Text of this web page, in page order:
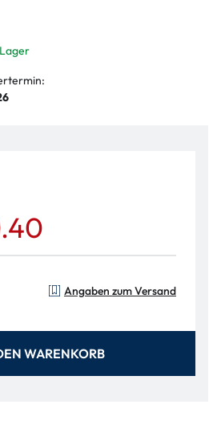
Angaben zum Versand
WARENKORB